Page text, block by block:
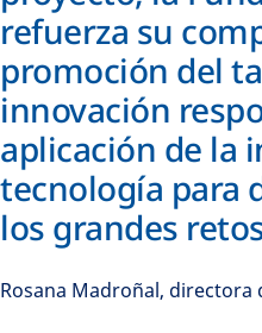
refuerza su
promoción del
innovación
aplicación de la
tecnología para
los grandes
Rosana Madroñal, directora